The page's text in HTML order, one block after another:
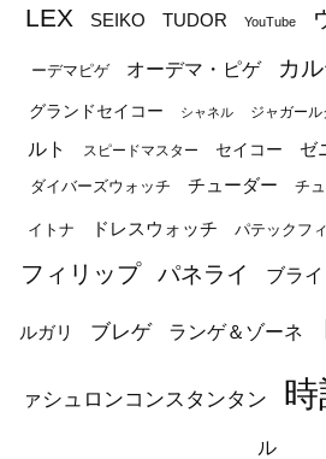
LEX
SEIKO TUDOR YouTube
ーデマピゲ オーデマ・ピゲ カ
グランドセイコー シャネル ジャガール
ルト
スピードマスター セイコー ゼ
ダイバーズウォッチ チューダー チ
イトナ ドレスウォッチ パテックフ
フィリップ
パネライ ブラ
ルガリ ブレゲ ランゲ＆ゾーネ
ァシュロンコンスタンタン
ル